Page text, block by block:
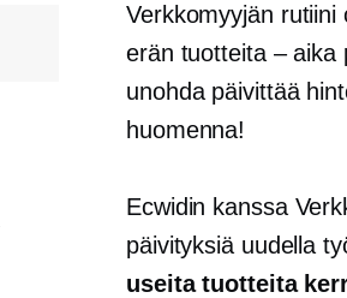
Verkkomyyjän rutiini
erän tuotteita – aika
unohda päivittää
huomenna!
Ecwidin kanssa
päivityksiä uudella
useita tuotteita